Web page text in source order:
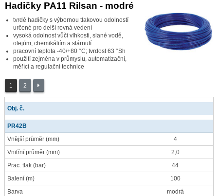
Hadičky PA11 Rilsan - modré
tvrdé hadičky s výbornou tlakovou odolností
určené pro delší rovná vedení
vysoká odolnost vůči vlhkosti, slané vodě,
olejům, chemikáliím a stárnutí
pracovní teplota -40/+80 °C; tvrdost 63 °Sh
použití zejména v průmyslu, automatizační,
měřící a regulační technice
1 2
Obj. č.
PR42B
Vnější průměr (mm)
4
Vnitřní průměr (mm)
2,0
Prac. tlak (bar)
44
Balení (m)
100
Barva
modrá